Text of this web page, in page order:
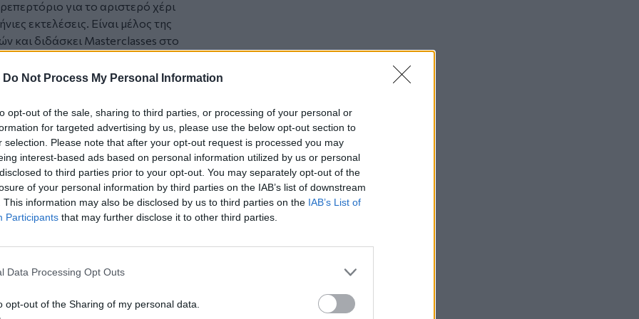
Do Not Process My Personal Information
opt-out of the sale, sharing to third parties, or processing of your personal or
for targeted advertising by us, please use the below opt-out section to
selection. Please note that after your opt-out request is processed you may
interest-based ads based on personal information utilized by us or personal
to third parties prior to your opt-out. You may separately opt-out of the
of your personal information by third parties on the IAB’s list of downstream
This information may also be disclosed by us to third parties on the IAB’s List of
Participants that may further disclose it to other third parties.
Data Processing Opt Outs
opt-out of the Sharing of my personal data.
για το αριστερό χέρι
εκτελέσεις. Είναι μέλος της
και διδάσκει Masterclasses στο
στο American College of Thessaloniki
Ωδείων Θεσσαλονίκης,
του Συνδέσμου στο
το 2006 μέχρι σήμερα και
Κρατικής Ορχήστρας Θεσσαλονίκης.
του Διεθνούς Διαγωνισμού
σήμερα. Διετέλεσε καλλιτεχνικός
αντιπρόεδρος της Ελληνικής
Παραστατικές Τέχνες, υπεύθυνος
Πνευματικού Κέντρου, μέλος
σχέσεων του Δήμου
Συμβουλίου του Κέντρου Μουσικής
με τις καλλιτεχνικές του
Σχολής του Α.Π.Θ. και κάτοχος
Δικαίου.
Θεσσαλονίκη, η φλαουτίστα Νεβάρτ-
συμβίωνε με αγέλη λύκων